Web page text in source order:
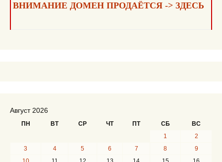
ВНИМАНИЕ ДОМЕН ПРОДАЁТСЯ -> ЗДЕСЬ
Август 2026
ПН ВТ СР ЧТ ПТ СБ ВС
1
2
3
4 5 6 7 8
9